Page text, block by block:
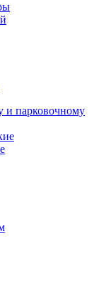
и парковочному